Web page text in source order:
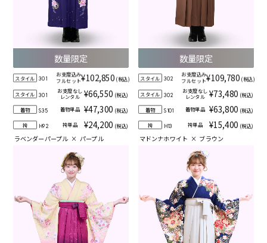
数量限定
スタイル 301
お支度込み
フルセット¥102,850 (税込)
スタイル 301
お支度なし
レンタル
¥66,550 (税込)
着物 S35 着物単品 ¥47,300 (税込)
袴 H92 袴単品 ¥24,200 (税込)
ラベンダーパープル × パープル
数量限定
スタイル 302
お支度込み
フルセット¥109,780 (税込)
スタイル 302
お支度なし
レンタル ¥73,480 (税込)
着物 S101 着物単品 ¥63,800 (税込)
袴 H13 袴単品 ¥15,400 (税込)
マドンナホワイト × ブラウン